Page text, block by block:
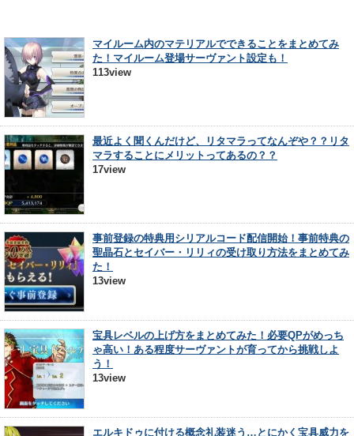
マイルーム内のマテリアルでできることをまとめてみ
た！マイルーム登場サーヴァント設定も！
113view
最近よく聞くんだけど、リタマラってなんぞや？？リタ
マラすることにメリットってあるの？？
17view
事前登録の特典用シリアルコード配信開始！事前特典の
聖晶石とセイバー・リリィの受け取り方法をまとめてみ
た！
13view
宝具レベルの上げ方をまとめてみた！必要QPがめっち
ゃ高い！ある程度サーヴァントが育ってから挑戦しよ
う！
13view
エルキドゥに付ける概念礼装迷う…とにかく宝具威力を